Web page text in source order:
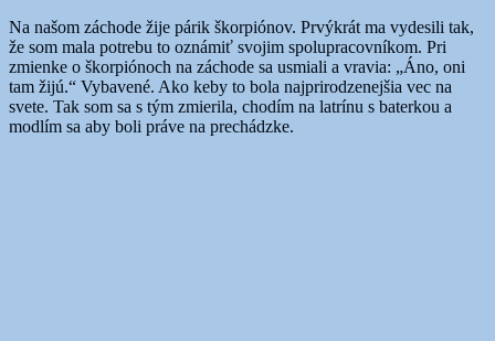
Na našom záchode žije párik škorpiónov. Prvýkrát ma vydesili tak,
že som mala potrebu to oznámiť svojim spolupracovníkom. Pri
zmienke o škorpiónoch na záchode sa usmiali a vravia: „Áno, oni
tam žijú.“ Vybavené. Ako keby to bola najprirodzenejšia vec na
svete. Tak som sa s tým zmierila, chodím na latrínu s baterkou a
modlím sa aby boli práve na prechádzke.